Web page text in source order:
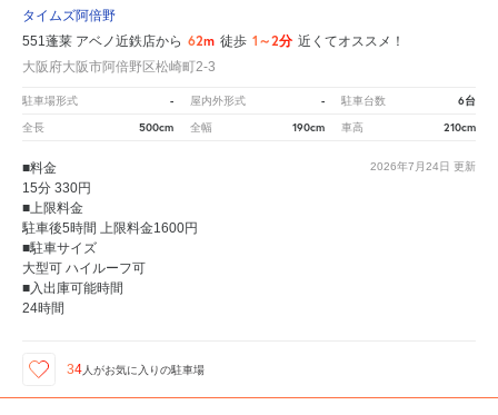
タイムズ阿倍野
551蓬莱 アベノ近鉄店から 62m 徒歩 1～2分 近くてオススメ！
大阪府大阪市阿倍野区松崎町2-3
駐車場形式 - 屋内外形式 - 駐車台数 6台
全長 500cm 全幅 190cm 車高 210cm
2026年7月24日 更新
■料金
15分 330円
■上限料金
駐車後5時間 上限料金1600円
■駐車サイズ
大型可 ハイルーフ可
■入出庫可能時間
24時間
34 人がお気に入りの駐車場